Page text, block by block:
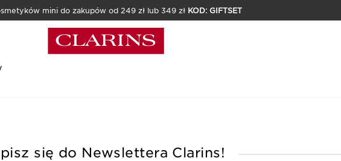
mini do zakupów od 249 zł lub 349 zł KOD: GIFTSET
się do Newslettera Clarins!